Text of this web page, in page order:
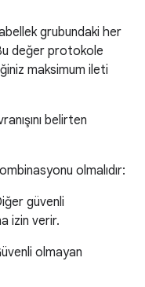
grubundaki her
değer protokole
maksimum ileti
belirten
olmalıdır:
güvenli
izin verir.
olmayan